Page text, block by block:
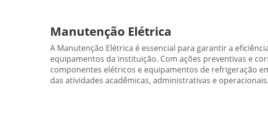
Manutenção Elétrica
A Manutenção Elétrica é essencial para garantir a
equipamentos da instituição. Com ações preventivas e
componentes elétricos e equipamentos de refrigeração
das atividades acadêmicas, administrativas e operacionais.